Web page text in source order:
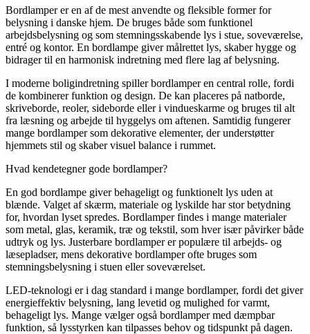
Bordlamper er en af de mest anvendte og fleksible former for
belysning i danske hjem. De bruges både som funktionel
arbejdsbelysning og som stemningsskabende lys i stue, soveværelse,
entré og kontor. En bordlampe giver målrettet lys, skaber hygge og
bidrager til en harmonisk indretning med flere lag af belysning.
I moderne boligindretning spiller bordlamper en central rolle, fordi
de kombinerer funktion og design. De kan placeres på natborde,
skriveborde, reoler, sideborde eller i vindueskarme og bruges til alt
fra læsning og arbejde til hyggelys om aftenen. Samtidig fungerer
mange bordlamper som dekorative elementer, der understøtter
hjemmets stil og skaber visuel balance i rummet.
Hvad kendetegner gode bordlamper?
En god bordlampe giver behageligt og funktionelt lys uden at
blænde. Valget af skærm, materiale og lyskilde har stor betydning
for, hvordan lyset spredes. Bordlamper findes i mange materialer
som metal, glas, keramik, træ og tekstil, som hver især påvirker både
udtryk og lys. Justerbare bordlamper er populære til arbejds- og
læsepladser, mens dekorative bordlamper ofte bruges som
stemningsbelysning i stuen eller soveværelset.
LED-teknologi er i dag standard i mange bordlamper, fordi det giver
energieffektiv belysning, lang levetid og mulighed for varmt,
behageligt lys. Mange vælger også bordlamper med dæmpbar
funktion, så lysstyrken kan tilpasses behov og tidspunkt på dagen.